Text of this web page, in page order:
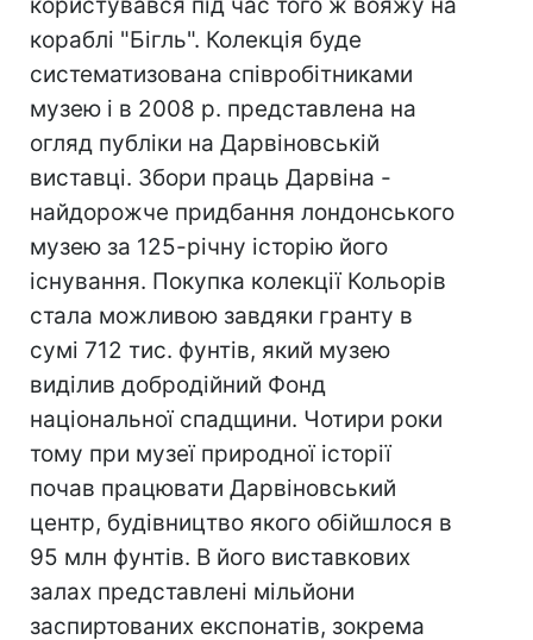
кораблі "Бігль". Колекція буде
систематизована співробітниками
музею і в 2008 р. представлена на
огляд публіки на Дарвіновській
виставці. Збори праць Дарвіна -
найдорожче придбання лондонського
музею за 125-річну історію його
існування. Покупка колекції Кольорів
стала можливою завдяки гранту в
сумі 712 тис. фунтів, який музею
виділив добродійний Фонд
національної спадщини. Чотири роки
тому при музеї природної історії
почав працювати Дарвіновський
центр, будівництво якого обійшлося в
95 млн фунтів. В його виставкових
залах представлені мільйони
заспиртованих експонатів, зокрема